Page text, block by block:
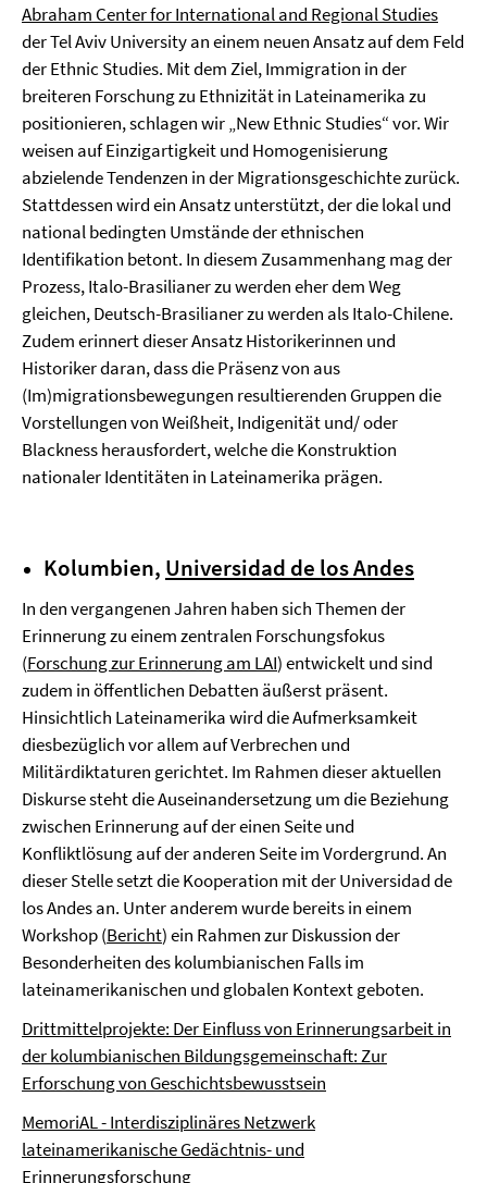
Abraham Center for International and Regional Studies
der Tel Aviv University an einem neuen Ansatz auf dem Feld
der Ethnic Studies. Mit dem Ziel, Immigration in der
breiteren Forschung zu Ethnizität in Lateinamerika zu
positionieren, schlagen wir „New Ethnic Studies“ vor. Wir
weisen auf Einzigartigkeit und Homogenisierung
abzielende Tendenzen in der Migrationsgeschichte zurück.
Stattdessen wird ein Ansatz unterstützt, der die lokal und
national bedingten Umstände der ethnischen
Identifikation betont. In diesem Zusammenhang mag der
Prozess, Italo-Brasilianer zu werden eher dem Weg
gleichen, Deutsch-Brasilianer zu werden als Italo-Chilene.
Zudem erinnert dieser Ansatz Historikerinnen und
Historiker daran, dass die Präsenz von aus
(Im)migrationsbewegungen resultierenden Gruppen die
Vorstellungen von Weißheit, Indigenität und/ oder
Blackness herausfordert, welche die Konstruktion
nationaler Identitäten in Lateinamerika prägen.
Kolumbien, Universidad de los Andes
In den vergangenen Jahren haben sich Themen der
Erinnerung zu einem zentralen Forschungsfokus
(Forschung zur Erinnerung am LAI) entwickelt und sind
zudem in öffentlichen Debatten äußerst präsent.
Hinsichtlich Lateinamerika wird die Aufmerksamkeit
diesbezüglich vor allem auf Verbrechen und
Militärdiktaturen gerichtet. Im Rahmen dieser aktuellen
Diskurse steht die Auseinandersetzung um die Beziehung
zwischen Erinnerung auf der einen Seite und
Konfliktlösung auf der anderen Seite im Vordergrund. An
dieser Stelle setzt die Kooperation mit der Universidad de
los Andes an. Unter anderem wurde bereits in einem
Workshop (Bericht) ein Rahmen zur Diskussion der
Besonderheiten des kolumbianischen Falls im
lateinamerikanischen und globalen Kontext geboten.
Drittmittelprojekte: Der Einfluss von Erinnerungsarbeit in
der kolumbianischen Bildungsgemeinschaft: Zur
Erforschung von Geschichtsbewusstsein
MemoriAL - Interdisziplinäres Netzwerk
lateinamerikanische Gedächtnis- und
Erinnerungsforschung